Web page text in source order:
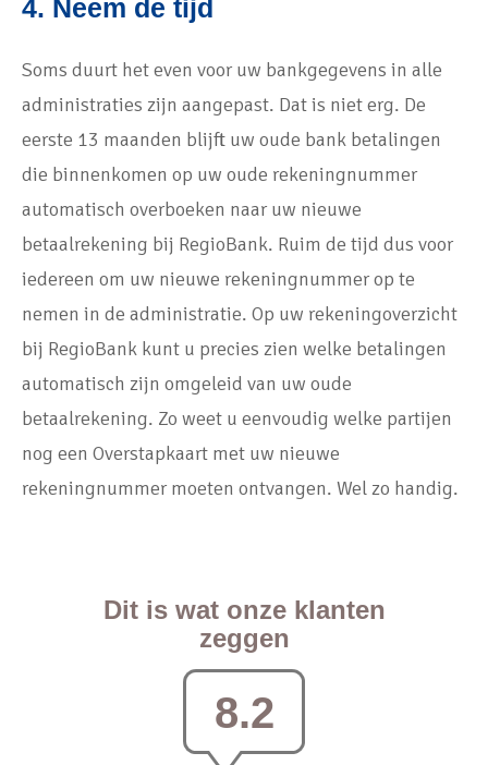
4. Neem de tijd
Soms duurt het even voor uw bankgegevens in alle
administraties zijn aangepast. Dat is niet erg. De
eerste 13 maanden blijft uw oude bank betalingen
die binnenkomen op uw oude rekeningnummer
automatisch overboeken naar uw nieuwe
betaalrekening bij RegioBank. Ruim de tijd dus voor
iedereen om uw nieuwe rekeningnummer op te
nemen in de administratie. Op uw rekeningoverzicht
bij RegioBank kunt u precies zien welke betalingen
automatisch zijn omgeleid van uw oude
betaalrekening. Zo weet u eenvoudig welke partijen
nog een Overstapkaart met uw nieuwe
rekeningnummer moeten ontvangen. Wel zo handig.